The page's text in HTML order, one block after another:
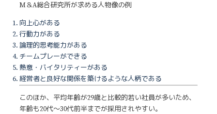
M＆A総合研究所が求める人物像の例
向上心がある
行動力がある
論理的思考能力がある
チームプレーができる
熱意・バイタリティーがある
経営者と良好な関係を築けるような人柄である
このほか、平均年齢が29歳と比較的若い社員が多いため、
年齢も20代〜30代前半までが採用されやすい。